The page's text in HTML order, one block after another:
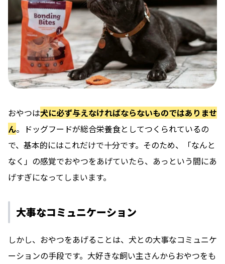
おやつは犬に必ず与えなければならないものではありませ
ん。ドッグフードが総合栄養食としてつくられているの
で、基本的にはこれだけで十分です。そのため、「なんと
なく」の感覚でおやつをあげていたら、あっという間にあ
げすぎになってしまいます。
大事なコミュニケーション
しかし、おやつをあげることは、犬との大事なコミュニケ
ーションの手段です。大好きな飼い主さんからおやつをも